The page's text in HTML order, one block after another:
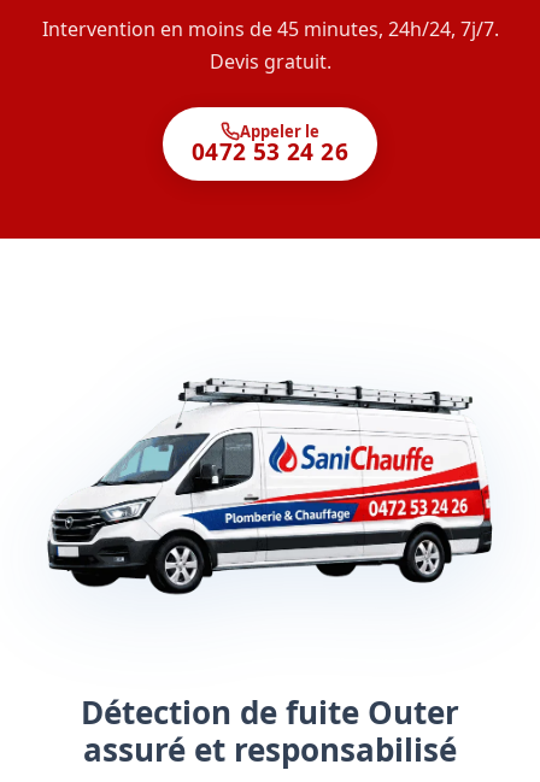
Intervention en moins de 45 minutes, 24h/24, 7j/7.
Devis gratuit.
Appeler le
0472 53 24 26
Détection de fuite Outer
assuré et responsabilisé